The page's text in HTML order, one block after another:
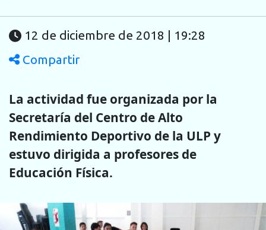
12 de diciembre de 2018 | 19:28
Compartir
La actividad fue organizada por la
Secretaría del Centro de Alto
Rendimiento Deportivo de la ULP y
estuvo dirigida a profesores de
Educación Física.